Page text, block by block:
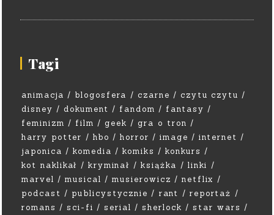
Tagi
animacja blogosfera czarne
czytu czytu
disney
dokument fandom
fantasy
feminizm
film geek
gra o tron
harry potter
hbo horror image
internet
japonica
komedia komiks
konkurs
kot naklikał
kryminał książka
linki
marvel
musical musierowicz
netflix
podcast
publicystycznie rant
reportaż
romans
sci-fi serial sherlock
star wars